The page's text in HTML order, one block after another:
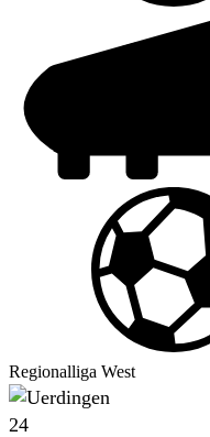
Regionalliga West
24